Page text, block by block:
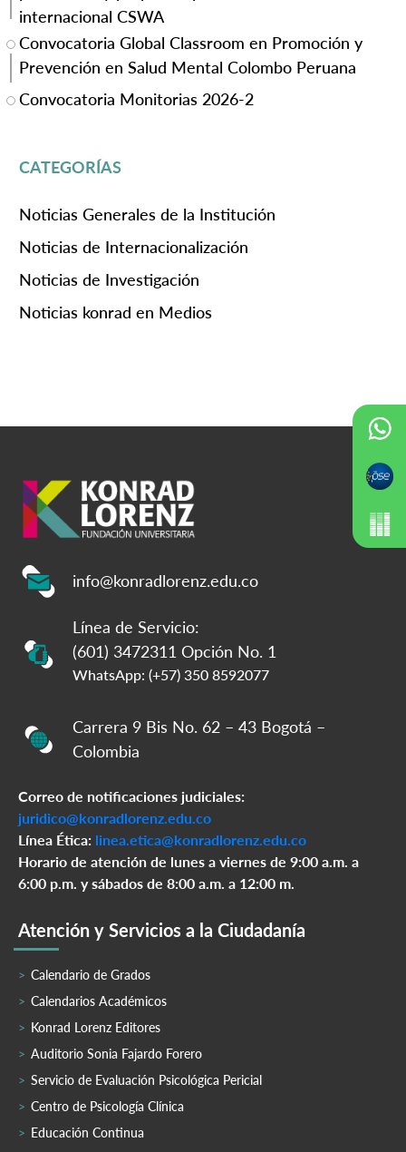
internacional CSWA
Convocatoria Global Classroom en Promoción y
Prevención en Salud Mental Colombo Peruana
Convocatoria Monitorias 2026-2
CATEGORÍAS
Noticias Generales de la Institución
Noticias de Internacionalización
Noticias de Investigación
Noticias konrad en Medios
info@konradlorenz.edu.co
Línea de Servicio:
(601) 3472311 Opción No. 1
WhatsApp: (+57) 350 8592077
Carrera 9 Bis No. 62 – 43 Bogotá –
Colombia
Correo de notificaciones judiciales:
juridico@konradlorenz.edu.co
Línea Ética: linea.etica@konradlorenz.edu.co
Horario de atención de lunes a viernes de 9:00 a.m. a
6:00 p.m. y sábados de 8:00 a.m. a 12:00 m.
Atención y Servicios a la Ciudadanía
Calendario de Grados
Calendarios Académicos
Konrad Lorenz Editores
Auditorio Sonia Fajardo Forero
Servicio de Evaluación Psicológica Pericial
Centro de Psicología Clínica
Educación Continua